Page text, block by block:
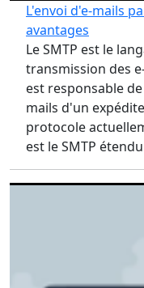
L'envoi d'e-mails
avantages
Le SMTP est le
transmission des
est responsable
mails d'un
protocole
est le SMTP